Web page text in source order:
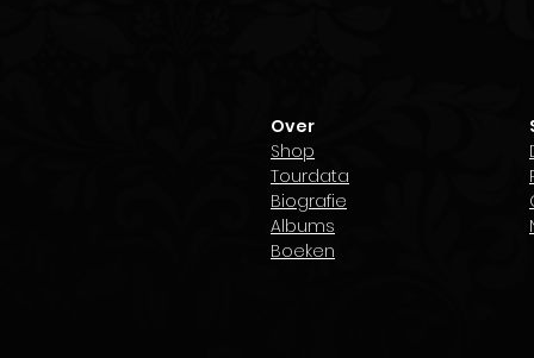
Over
Shop
Tourdata
Biografie
Albums
Boeken